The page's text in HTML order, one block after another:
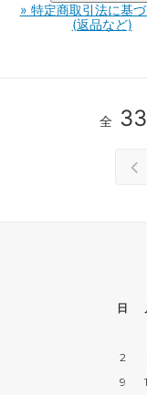
» 特定商取引法に基
(返品など)
全
日
2
9